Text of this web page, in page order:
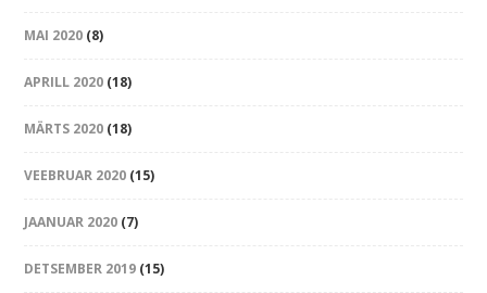
MAI 2020 (8)
APRILL 2020 (18)
MÄRTS 2020 (18)
VEEBRUAR 2020 (15)
JAANUAR 2020 (7)
DETSEMBER 2019 (15)